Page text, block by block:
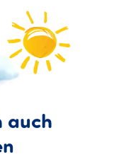
auch
Das